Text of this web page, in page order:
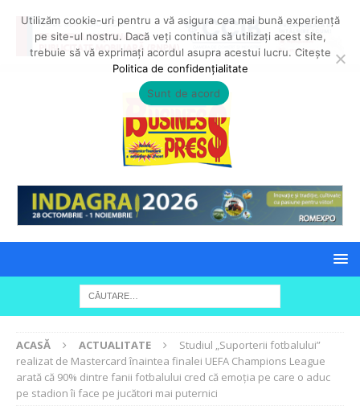
ACASĂ ACTUALITATE
Studiul „Suporterii fotbalului”
realizat de Mastercard înaintea finalei UEFA Champions League
arată că 90% dintre fanii fotbalului cred că emoția pe care o aduc
pe stadion îi face pe jucători mai puternici
Utilizăm cookie-uri pentru a vă asigura cea mai bună experiență
pe site-ul nostru. Dacă veți continua să utilizați acest site,
trebuie să vă exprimați acordul asupra acestui lucru. Citește
Politica de confidențialitate
Sunt de acord